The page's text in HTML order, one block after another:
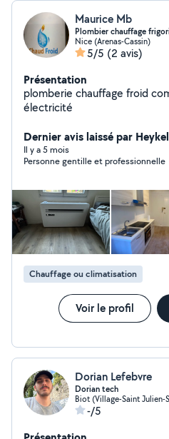
Maurice Mb
Plombier chauffage
Nice (Arenas-Cassin)
5/5 (2 avis)
Présentation
plomberie chauffage froid
électricité
Dernier avis laissé par
Il y a 5 mois
Personne gentille et professionnelle
Chauffage ou climatisation
Voir le profil
Dorian Lefebvre
Dorian tech
Biot (Village-Saint Julien-
-/5